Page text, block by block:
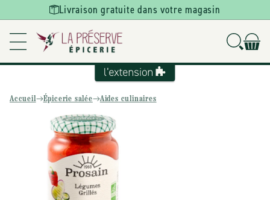
Ignorer et
passer au Livraison gratuite dans votre magasin
Accueil Épicerie salée Aides culinaires
informations